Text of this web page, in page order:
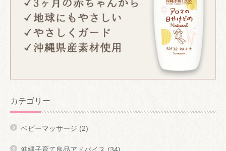
カテゴリー
ベビーマッサージ (2)